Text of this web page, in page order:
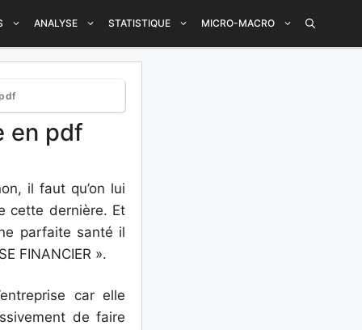
ANALYSE STATISTIQUE MICRO-MACRO
en pdf
il faut qu’on lui
cette dernière. Et
parfaite santé il
FINANCIER ».
car elle
de faire